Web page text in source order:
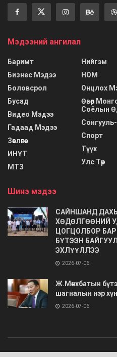
Мэдээний ангилал
Баримт
Бизнес Мэдээ
Боловсрол
Бусад
Видео Мэдээ
Гадаад Мэдээ
Зөвлөгөө
ИНҮТ
МТЗ
Нийгэм
НОМ
Онцлох
Өвөр
Соёлын
Спорт
Түүх
Улс Төр
Шинэ мэдээ
САЙНШАНД
ХӨДӨЛГӨӨНИЙ
ЦОГЦОЛБОР
БҮТЭЭН
ЭХЛҮҮЛЛЭЭ
2026-07-06
Ж.Мөнхбатын
шагналын нэр
2026-07-06